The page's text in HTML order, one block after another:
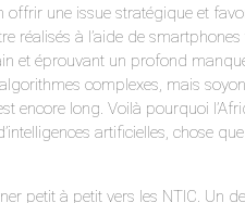
une issue stratégique et
réalisés à l’aide de
et éprouvant un profond
complexes, mais
encore long. Voilà pourquoi
artificielles, chose
petit à petit vers les NTIC. Un